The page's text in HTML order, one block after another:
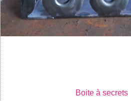
Boite à secrets